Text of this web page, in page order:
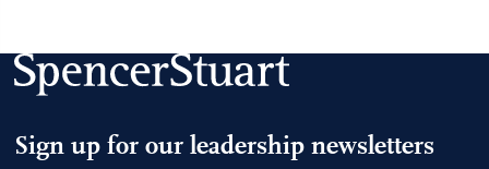
Sign up for our leadership newsletters